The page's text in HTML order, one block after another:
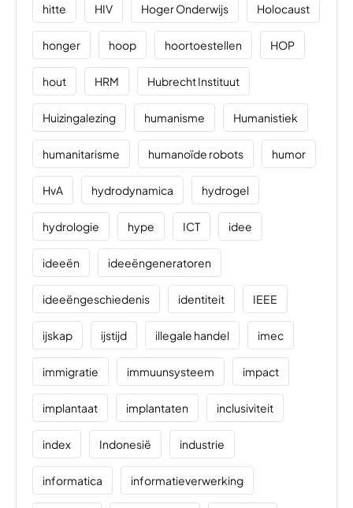
hitte HIV Hoger Onderwijs Holocaust
honger hoop hoortoestellen HOP
hout HRM Hubrecht Instituut
Huizingalezing humanisme Humanistiek
humanitarisme humanoïde robots humor
HvA hydrodynamica hydrogel
hydrologie hype ICT idee
ideeën ideeëngeneratoren
ideeëngeschiedenis identiteit IEEE
ijskap ijstijd illegale handel imec
immigratie immuunsysteem impact
implantaat implantaten inclusiviteit
index Indonesië industrie
informatica informatieverwerking